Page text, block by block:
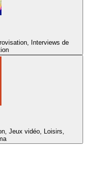
Interviews de
Jeux vidéo, Loisirs,